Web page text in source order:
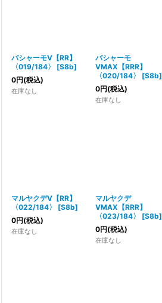
バシャーモV【RR】
〈019/184〉
[S8b]
0円(税込)
在庫なし
バシャーモ
VMAX【RRR】
〈020/184〉
[S8b]
0円(税込)
在庫なし
マルヤクデV【RR】
〈022/184〉
[S8b]
0円(税込)
在庫なし
マルヤクデ
VMAX【RRR】
〈023/184〉
[S8b]
0円(税込)
在庫なし